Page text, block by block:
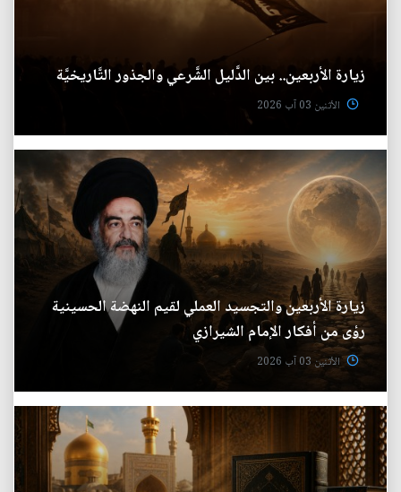
زيارة الأربعين.. بين الدَّليل الشَّرعي والجذور التَّاريخيَّة
الأثنين 03 آب 2026
زيارة الأربعين والتجسيد العملي لقيم النهضة الحسينية
رؤى من أفكار الإمام الشيرازي
الأثنين 03 آب 2026